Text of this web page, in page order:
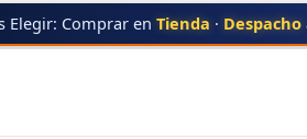
Elegir: Comprar en Tienda · Despacho
ML-2950
ML-